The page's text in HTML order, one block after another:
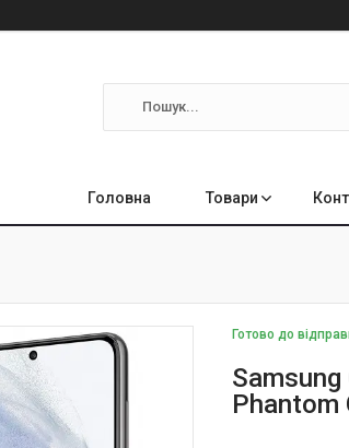
Головна Товари
Готово до
Samsung
Phantom